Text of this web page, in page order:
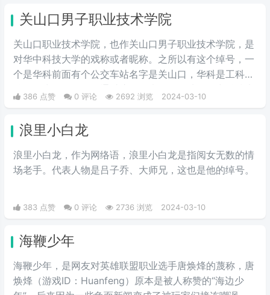
关山口男子职业技术学院
关山口职业技术学院，也作关山口男子职业技术学院，是
对华中科技大学的戏称或者昵称。之所以有这个绰号，一
个是华科前面有个公交车站名字是关山口，华科是工科院
校，女少男多。人们通过这个梗来开玩笑地将华中科技大
学称作关山口男子职业技术学院。所以有了这个江湖绰
386 点赞 0 评论 2692 浏览 2024-03-10
浪里小白龙
浪里小白龙，作为网络语，浪里小白龙是指阅女无数的情
场老手。代表人物是吕子乔、大师兄，这也是他的绰号。
383 点赞 0 评论 2736 浏览 2024-03-10
海鞭少年
海鞭少年，是网友对英雄联盟职业选手唐焕烽的蔑称，唐
焕烽（游戏ID：Huanfeng）原本是被人称赞的“海边少